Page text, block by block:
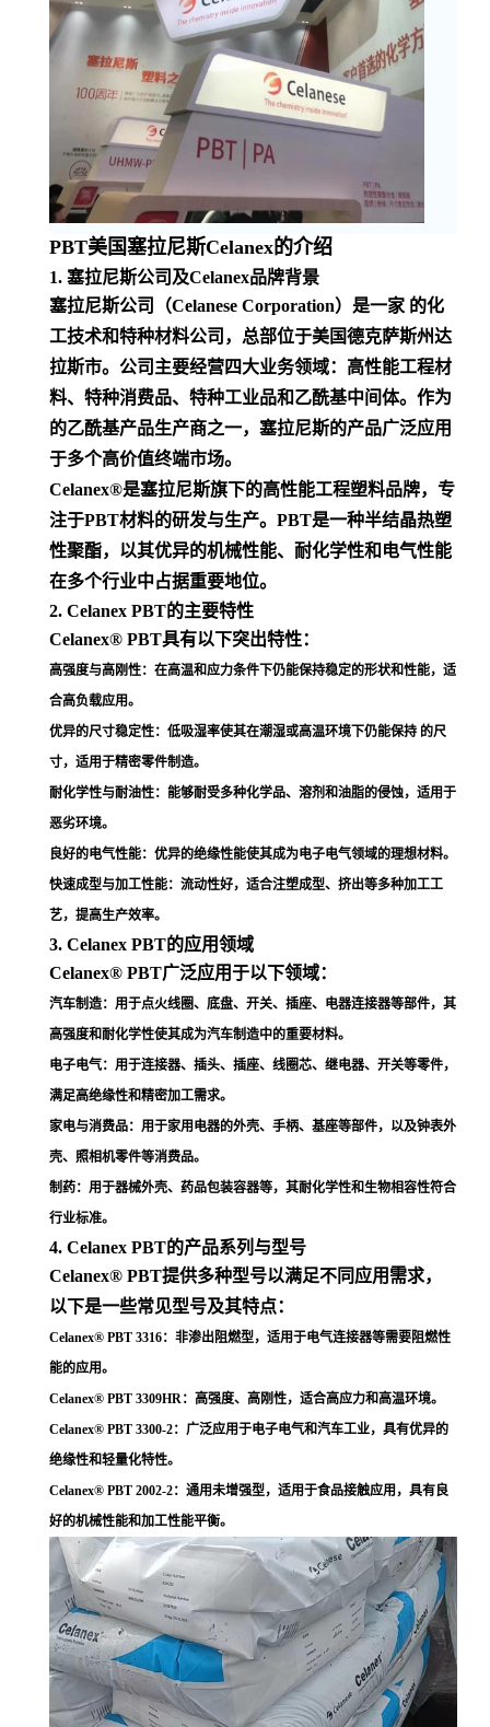
PBT美国塞拉尼斯Celanex的介绍
1. 塞拉尼斯公司及Celanex品牌背景
塞拉尼斯公司（Celanese Corporation）是一家 的化
工技术和特种材料公司，总部位于美国德克萨斯州达
拉斯市。公司主要经营四大业务领域：高性能工程材
料、特种消费品、特种工业品和乙酰基中间体。作为
的乙酰基产品生产商之一，塞拉尼斯的产品广泛应用
于多个高价值终端市场。
Celanex®是塞拉尼斯旗下的高性能工程塑料品牌，专
注于PBT材料的研发与生产。PBT是一种半结晶热塑
性聚酯，以其优异的机械性能、耐化学性和电气性能
在多个行业中占据重要地位。
2. Celanex PBT的主要特性
Celanex® PBT具有以下突出特性：
高强度与高刚性：在高温和应力条件下仍能保持稳定的形状和性能，适
合高负载应用。
优异的尺寸稳定性：低吸湿率使其在潮湿或高温环境下仍能保持 的尺
寸，适用于精密零件制造。
耐化学性与耐油性：能够耐受多种化学品、溶剂和油脂的侵蚀，适用于
恶劣环境。
良好的电气性能：优异的绝缘性能使其成为电子电气领域的理想材料。
快速成型与加工性能：流动性好，适合注塑成型、挤出等多种加工工
艺，提高生产效率。
3. Celanex PBT的应用领域
Celanex® PBT广泛应用于以下领域：
汽车制造：用于点火线圈、底盘、开关、插座、电器连接器等部件，其
高强度和耐化学性使其成为汽车制造中的重要材料。
电子电气：用于连接器、插头、插座、线圈芯、继电器、开关等零件，
满足高绝缘性和精密加工需求。
家电与消费品：用于家用电器的外壳、手柄、基座等部件，以及钟表外
壳、照相机零件等消费品。
制药：用于器械外壳、药品包装容器等，其耐化学性和生物相容性符合
行业标准。
4. Celanex PBT的产品系列与型号
Celanex® PBT提供多种型号以满足不同应用需求，
以下是一些常见型号及其特点：
Celanex® PBT 3316：非渗出阻燃型，适用于电气连接器等需要阻燃性
能的应用。
Celanex® PBT 3309HR：高强度、高刚性，适合高应力和高温环境。
Celanex® PBT 3300-2：广泛应用于电子电气和汽车工业，具有优异的
绝缘性和轻量化特性。
Celanex® PBT 2002-2：通用未增强型，适用于食品接触应用，具有良
好的机械性能和加工性能平衡。